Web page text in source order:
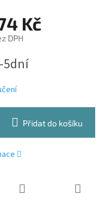
Kč
DPH
5dní
Přidat do košíku